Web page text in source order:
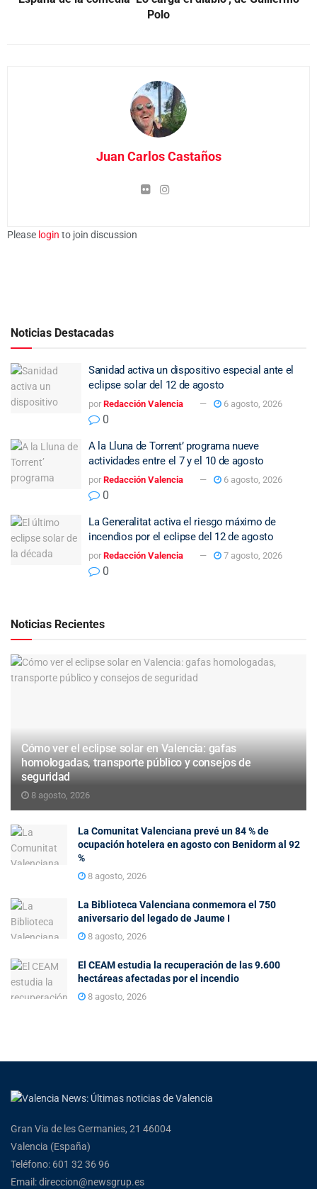
Polo
Juan Carlos Castaños
Please login to join discussion
Noticias Destacadas
Sanidad activa un dispositivo especial ante el
eclipse solar del 12 de agosto
por Redacción Valencia 6 agosto, 2026
0
A la Lluna de Torrent’ programa nueve
actividades entre el 7 y el 10 de agosto
por Redacción Valencia 6 agosto, 2026
0
La Generalitat activa el riesgo máximo de
incendios por el eclipse del 12 de agosto
por Redacción Valencia 7 agosto, 2026
0
Noticias Recientes
Cómo ver el eclipse solar en Valencia: gafas
homologadas, transporte público y consejos de
seguridad
8 agosto, 2026
La Comunitat Valenciana prevé un 84 % de
ocupación hotelera en agosto con Benidorm al 92
%
8 agosto, 2026
La Biblioteca Valenciana conmemora el 750
aniversario del legado de Jaume I
8 agosto, 2026
El CEAM estudia la recuperación de las 9.600
hectáreas afectadas por el incendio
8 agosto, 2026
Gran Via de les Germanies, 21 46004
Valencia (España)
Teléfono: 601 32 36 96
Email: direccion@newsgrup.es